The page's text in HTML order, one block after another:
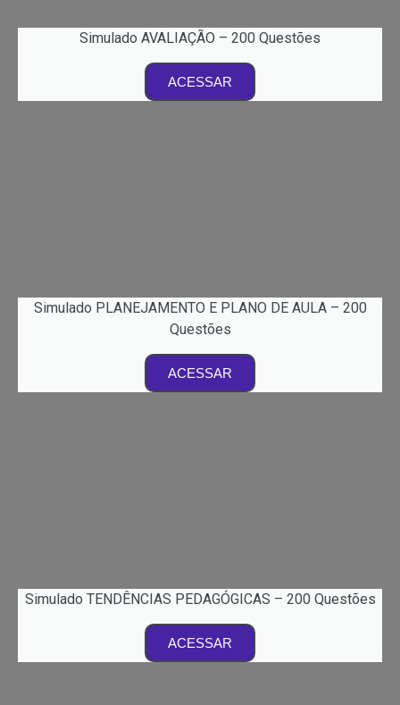
Simulado AVALIAÇÃO – 200 Questões
ACESSAR
Simulado PLANEJAMENTO E PLANO DE AULA – 200
Questões
ACESSAR
Simulado TENDÊNCIAS PEDAGÓGICAS – 200 Questões
ACESSAR